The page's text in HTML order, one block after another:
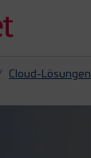
Cloud-Lösungen